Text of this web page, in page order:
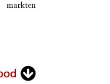
markten